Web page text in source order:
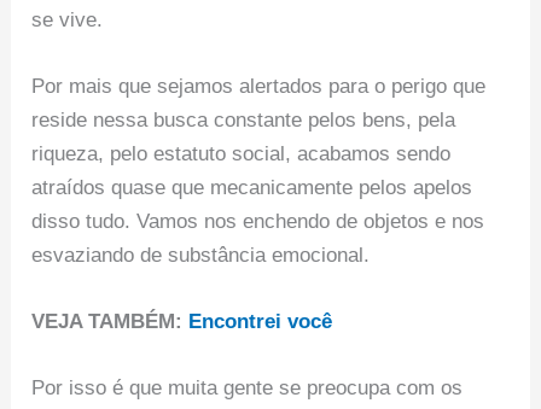
se vive.
Por mais que sejamos alertados para o perigo que
reside nessa busca constante pelos bens, pela
riqueza, pelo estatuto social, acabamos sendo
atraídos quase que mecanicamente pelos apelos
disso tudo. Vamos nos enchendo de objetos e nos
esvaziando de substância emocional.
VEJA TAMBÉM: Encontrei você
Por isso é que muita gente se preocupa com os